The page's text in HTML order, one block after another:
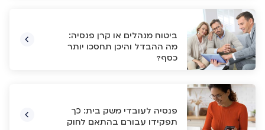
ביטוח מנהלים או קרן פנסיה:
מה ההבדל והיכן תחסכו יותר
כסף?
פנסיה לעובדי משק בית: כך
תפקידו עבורם בהתאם לחוק